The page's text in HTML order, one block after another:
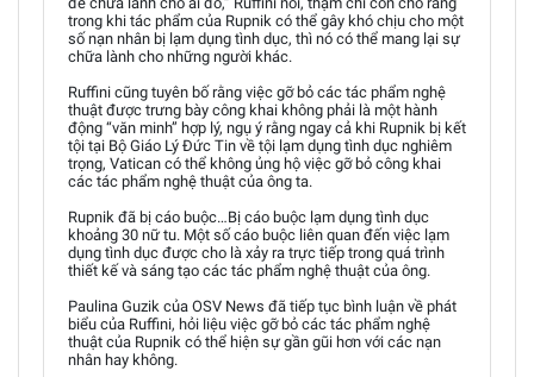
trong khi tác phẩm của Rupnik có thể gây khó chịu cho một
số nạn nhân bị lạm dụng tình dục, thì nó có thể mang lại sự
chữa lành cho những người khác.
Ruffini cũng tuyên bố rằng việc gỡ bỏ các tác phẩm nghệ
thuật được trưng bày công khai không phải là một hành
động “văn minh” hợp lý, ngụ ý rằng ngay cả khi Rupnik bị kết
tội tại Bộ Giáo Lý Đức Tin về tội lạm dụng tình dục nghiêm
trọng, Vatican có thể không ủng hộ việc gỡ bỏ công khai
các tác phẩm nghệ thuật của ông ta.
Rupnik đã bị cáo buộc…Bị cáo buộc lạm dụng tình dục
khoảng 30 nữ tu. Một số cáo buộc liên quan đến việc lạm
dụng tình dục được cho là xảy ra trực tiếp trong quá trình
thiết kế và sáng tạo các tác phẩm nghệ thuật của ông.
Paulina Guzik của OSV News đã tiếp tục bình luận về phát
biểu của Ruffini, hỏi liệu việc gỡ bỏ các tác phẩm nghệ
thuật của Rupnik có thể hiện sự gần gũi hơn với các nạn
nhân hay không.